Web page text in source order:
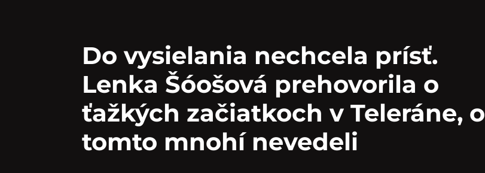
Do vysielania nechcela prísť.
Lenka Šóošová prehovorila o
ťažkých začiatkoch v Teleráne, o
tomto mnohí nevedeli